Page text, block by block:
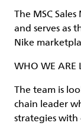
The MSC
and serves as
Nike
WHO WE ARE
The team is
chain leader
strategies with